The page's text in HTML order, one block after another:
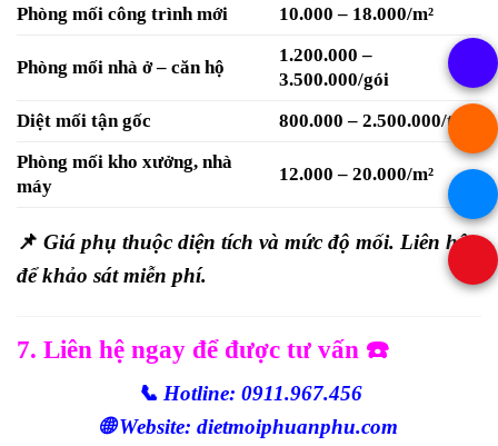
Phòng mối công trình mới
10.000 – 18.000/m²
Phòng mối nhà ở – căn hộ
1.200.000 –
3.500.000/gói
Diệt mối tận gốc
800.000 – 2.500.000/tổ
Phòng mối kho xưởng, nhà
máy
12.000 – 20.000/m²
📌 Giá phụ thuộc diện tích và mức độ mối. Liên hệ
để khảo sát miễn phí.
7. Liên hệ ngay để được tư vấn ☎️
📞 Hotline: 0911.967.456
🌐Website: dietmoiphuanphu.com